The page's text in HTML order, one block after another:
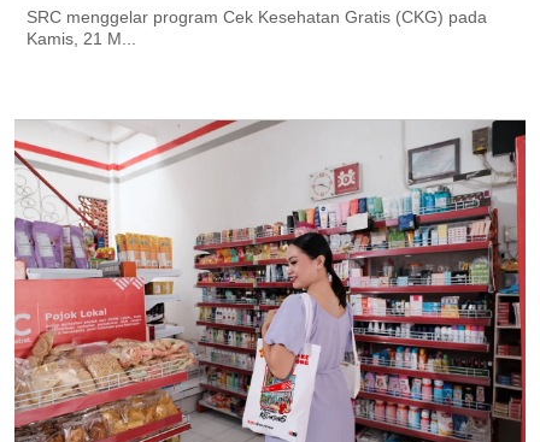
SRC menggelar program Cek Kesehatan Gratis (CKG) pada
Kamis, 21 M...